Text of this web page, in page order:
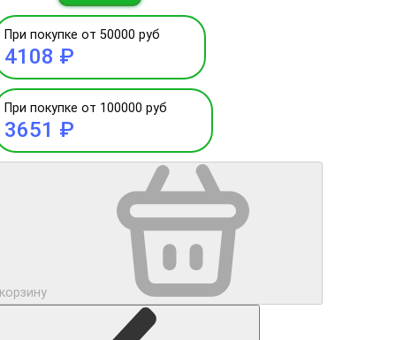
При покупке от 50000 руб
4108 ₽
При покупке от 100000 руб
3651 ₽